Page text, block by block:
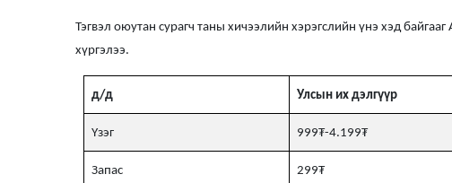
Тэгвэл оюутан сурагч таны хичээлийн хэрэгслийн үнэ хэд
хүргэлээ.
д/д Улсын их дэлгүүр
Үзэг 999₮-4.199₮
Запас 299₮